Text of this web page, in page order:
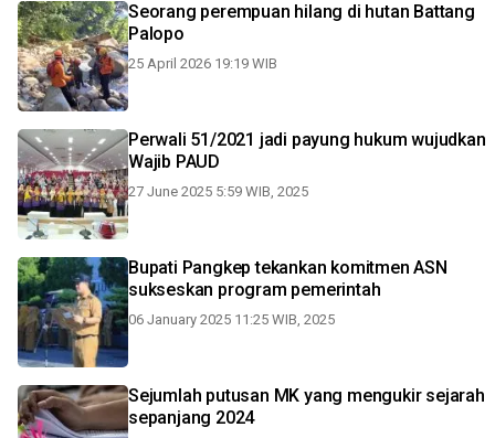
Seorang perempuan hilang di hutan Battang
Palopo
25 April 2026 19:19 WIB
Perwali 51/2021 jadi payung hukum wujudkan
Wajib PAUD
27 June 2025 5:59 WIB, 2025
Bupati Pangkep tekankan komitmen ASN
sukseskan program pemerintah
06 January 2025 11:25 WIB, 2025
Sejumlah putusan MK yang mengukir sejarah
sepanjang 2024